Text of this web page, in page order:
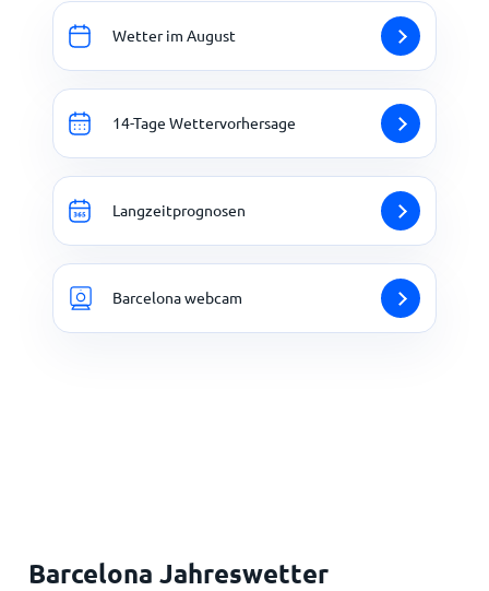
Wetter im August
14-Tage Wettervorhersage
Langzeitprognosen
Barcelona webcam
Barcelona Jahreswetter